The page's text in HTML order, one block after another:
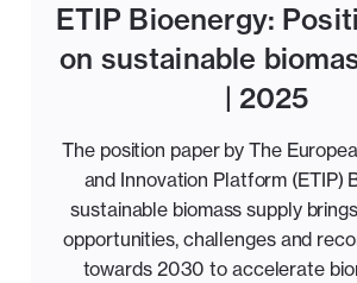
ETIP Bioenergy:
on sustainable
| 2025
The position paper by The
and Innovation Platform (ETIP)
sustainable biomass supply
opportunities, challenges and
towards 2030 to accelerate